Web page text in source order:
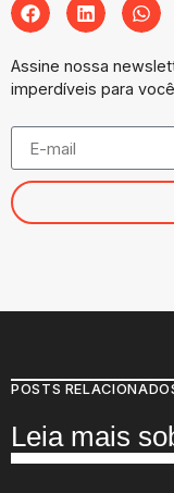
Assine nossa
imperdíveis para
POSTS
Leia mais